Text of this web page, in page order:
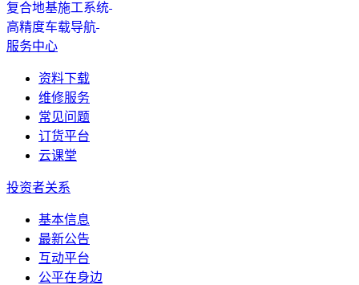
复合地基施工系统
高精度车载导航
服务中心
资料下载
维修服务
常见问题
订货平台
云课堂
投资者关系
基本信息
最新公告
互动平台
公平在身边